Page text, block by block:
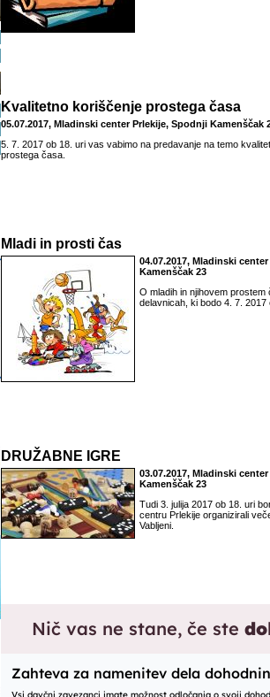
Kvalitetno koriščenje prostega časa
05.07.2017, Mladinski center Prlekije, Spodnji Kamenščak
5. 7. 2017 ob 18. uri vas vabimo na predavanje na temo
prostega časa.
Mladi in prosti čas
04.07.2017, Mladinski
Kamenščak 23
O mladih in njihovem prostem
delavnicah, ki bodo 4. 7. 2017
DRUŽABNE IGRE
03.07.2017, Mladinski
Kamenščak 23
Tudi 3. julija 2017 ob 18. uri
centru Prlekije organizirali
Vabljeni.